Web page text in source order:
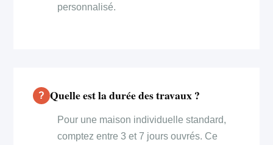
personnalisé.
Quelle est la durée des travaux ?
Pour une maison individuelle standard,
comptez entre 3 et 7 jours ouvrés. Ce